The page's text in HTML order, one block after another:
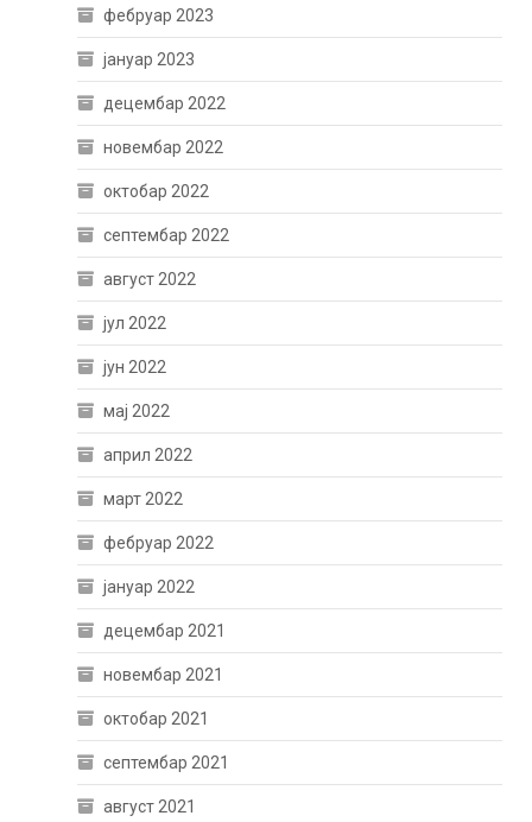
фебруар 2023
јануар 2023
децембар 2022
новембар 2022
октобар 2022
септембар 2022
август 2022
јул 2022
јун 2022
мај 2022
април 2022
март 2022
фебруар 2022
јануар 2022
децембар 2021
новембар 2021
октобар 2021
септембар 2021
август 2021